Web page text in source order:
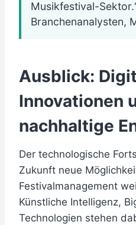
Musikfestival-
Branchenanalysten,
Ausblick:
Innovationen
nachhaltige
Der technologische
Zukunft neue
Festivalmanagement
Künstliche Intelligenz,
Technologien stehen